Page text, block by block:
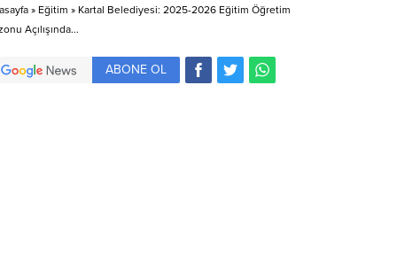
» Eğitim » Kartal Belediyesi: 2025-2026 Eğitim Öğretim
Açılışında...
ABONE OL